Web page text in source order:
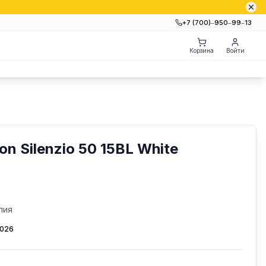
+7 (700)‒950‒99‒13
Корзина Войти
Silenzio 50 15BL White